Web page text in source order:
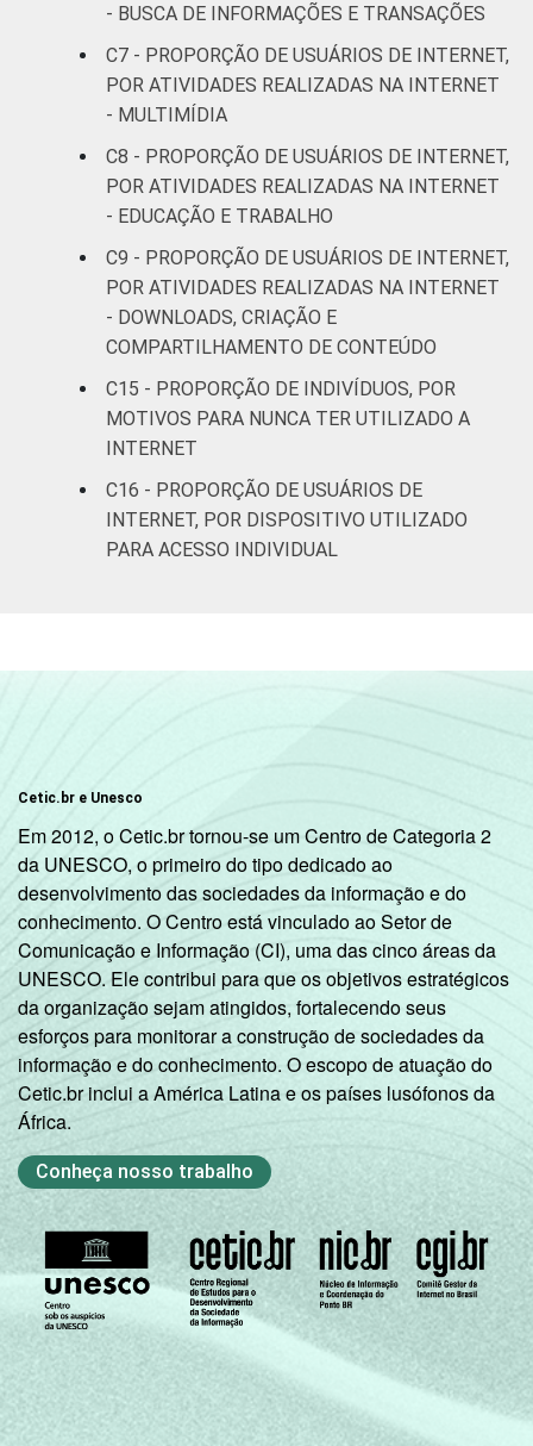
Mais de 3
SM até 5 SM
59 62
Mais de 5
SM até 10
69 65
Mais de 10
SM
63 58
Classe
social
A 48
B 66 64
DE 44 39
"sim". Dados coletados entre outubro de
2014 e março de 2015.
- BUSCA DE INFORMAÇÕES E TRANSAÇÕES
C7 - PROPORÇÃO DE USUÁRIOS DE INTERNET,
POR ATIVIDADES REALIZADAS NA INTERNET
- MULTIMÍDIA
C8 - PROPORÇÃO DE USUÁRIOS DE INTERNET,
POR ATIVIDADES REALIZADAS NA INTERNET
- EDUCAÇÃO E TRABALHO
C9 - PROPORÇÃO DE USUÁRIOS DE INTERNET,
POR ATIVIDADES REALIZADAS NA INTERNET
- DOWNLOADS, CRIAÇÃO E
COMPARTILHAMENTO DE CONTEÚDO
C15 - PROPORÇÃO DE INDIVÍDUOS, POR
MOTIVOS PARA NUNCA TER UTILIZADO A
INTERNET
C16 - PROPORÇÃO DE USUÁRIOS DE
INTERNET, POR DISPOSITIVO UTILIZADO
PARA ACESSO INDIVIDUAL
Cetic.br e Unesco
Em 2012, o Cetic.br tornou-se um Centro de Categoria 2
da UNESCO, o primeiro do tipo dedicado ao
desenvolvimento das sociedades da informação e do
conhecimento. O Centro está vinculado ao Setor de
Comunicação e Informação (CI), uma das cinco áreas da
UNESCO. Ele contribui para que os objetivos estratégicos
da organização sejam atingidos, fortalecendo seus
esforços para monitorar a construção de sociedades da
informação e do conhecimento. O escopo de atuação do
Cetic.br inclui a América Latina e os países lusófonos da
África.
Conheça nosso trabalho